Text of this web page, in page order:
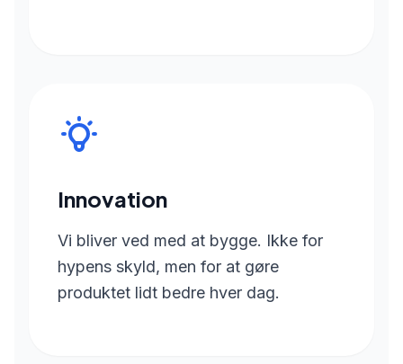
Innovation
Vi bliver ved med at bygge. Ikke for
hypens skyld, men for at gøre
produktet lidt bedre hver dag.